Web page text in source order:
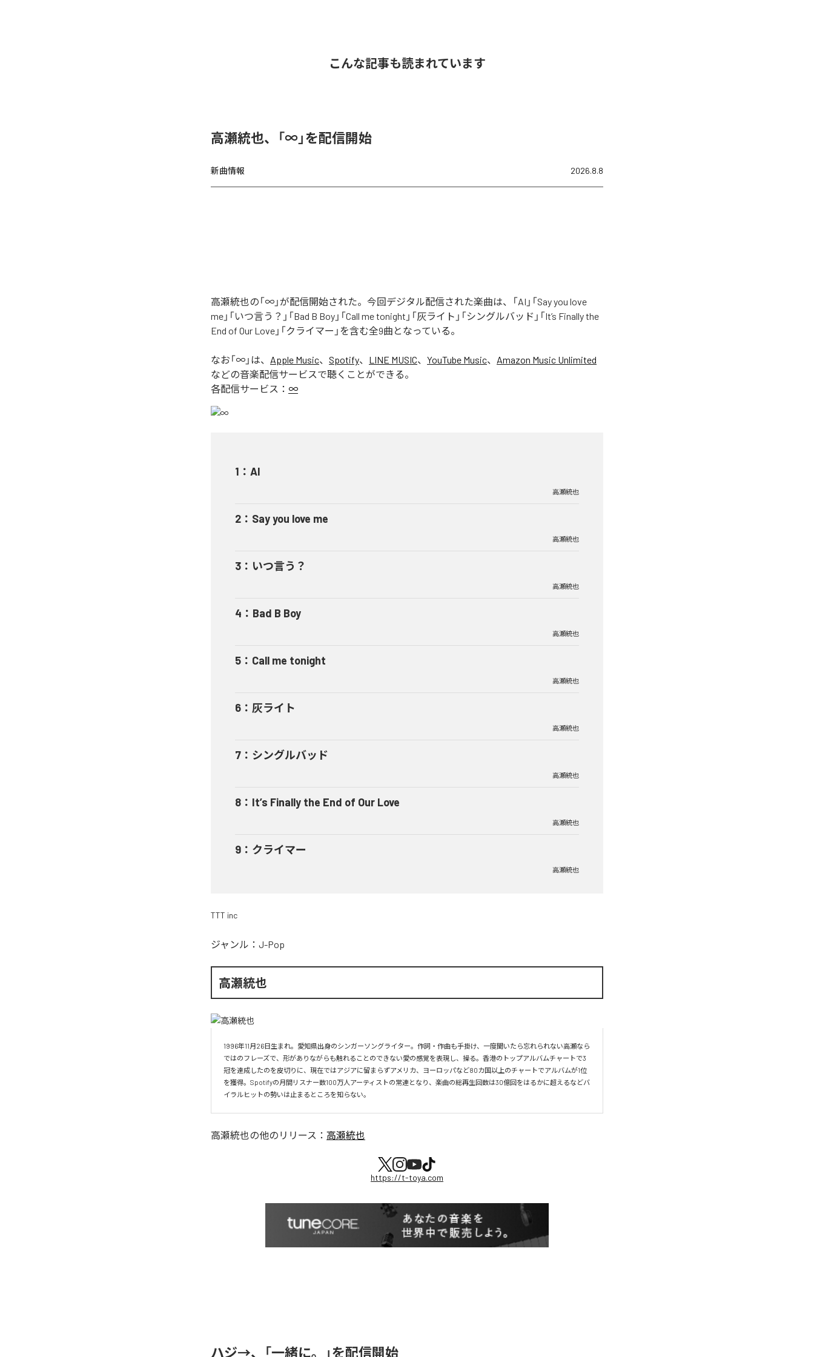
こんな記事も読まれています
高瀬統也、「∞」を配信開始
新曲情報 2026.8.8
高瀬統也の「∞」が配信開始された。今回デジタル配信された楽曲は、「AI」「Say you love
me」「いつ言う？」「Bad B Boy」「Call me tonight」「灰ライト」「シングルバッド」「It’s Finally the
End of Our Love」「クライマー」を含む全9曲となっている。
なお「∞ 」は、 Apple Music、 Spotify、 LINE MUSIC、 YouTube Music、 Amazon Music Unlimited
などの音楽配信サービスで聴くことができる。
各配信サービス： ∞
1 ： AI
高瀬統也
2 ： Say you love me
高瀬統也
3 ： いつ言う？
高瀬統也
4 ： Bad B Boy
高瀬統也
5 ： Call me tonight
高瀬統也
6 ： 灰ライト
高瀬統也
7 ： シングルバッド
高瀬統也
8 ： It’s Finally the End of Our Love
高瀬統也
9 ： クライマー
高瀬統也
TTT inc
ジャンル： J-Pop
高瀬統也
1996年11月26日生まれ。愛知県出身のシンガーソングライター。作詞・作曲も手掛け、一度聞いたら忘れられない高瀬なら
ではのフレーズで、形がありながらも触れることのできない愛の感覚を表現し、操る。香港のトップアルバムチャートで3
冠を達成したのを皮切りに、現在ではアジアに留まらずアメリカ、ヨーロッパなど80カ国以上のチャートでアルバムが1位
を獲得。Spotifyの月間リスナー数100万人アーティストの常連となり、楽曲の総再生回数は30億回をはるかに超えるなどバ
イラルヒットの勢いは止まるところを知らない。
高瀬統也の他のリリース： 高瀬統也
https://t-toya.com
ハジ→、「一緒に。」を配信開始